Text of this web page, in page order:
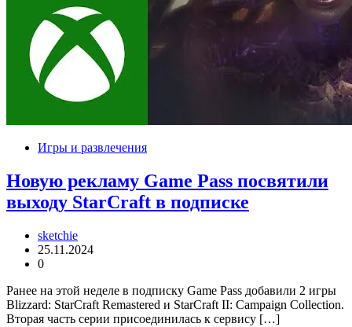
Игры и развлечения
Новую рекламу Game Pass посвятили
выходу StarCraft в подписке
sketchie
25.11.2024
0
Ранее на этой неделе в подписку Game Pass добавили 2 игры
Blizzard: StarCraft Remastered и StarCraft II: Campaign Collection.
Вторая часть серии присоединилась к сервису […]